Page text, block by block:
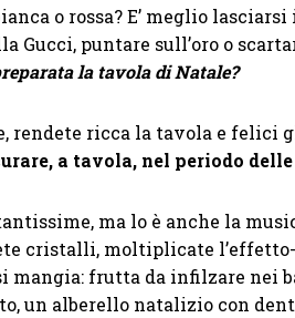
o rossa? E’ meglio
Gucci, puntare sull’oro o
la tavola di Natale?
rendete ricca la tavola e felici
a tavola, nel periodo
ma lo è anche la
cristalli, moltiplicate
mangia: frutta da infilzare nei
un alberello natalizio con